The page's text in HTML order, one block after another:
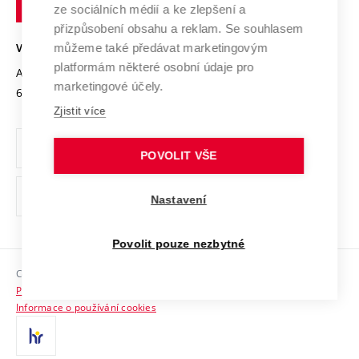
Open Science
Projekty
Projekty ze strukturálních fondů
Specifický výzkum
Mezinárodní dohody
Univerzitní sítě
Bezpečná univerzita
Vyznamenání
Organizační struktura
Ochrana osobních údajů
odkaz)
Sociální bezpečí
HR Award
Kontakty
Brně
VYSOKÉ UČENÍ TECHNICKÉ V BRNĚ
Antonínská 548/1
602 00 Brno
www.vut.cz
vut@vutbr.cz
Copyright © 2026 VUT
Prohlášení o přístupnosti
Informace o používání cookies
ze sociálních médií a ke zlepšení a
přizpůsobení obsahu a reklam. Se souhlasem
můžeme také předávat marketingovým
platformám některé osobní údaje pro
marketingové účely.
Zjistit více
POVOLIT VŠE
Nastavení
Povolit pouze nezbytné